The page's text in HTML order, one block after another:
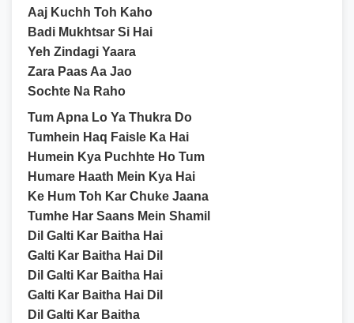
Aaj Kuchh Toh Kaho
Badi Mukhtsar Si Hai
Yeh Zindagi Yaara
Zara Paas Aa Jao
Sochte Na Raho
Tum Apna Lo Ya Thukra Do
Tumhein Haq Faisle Ka Hai
Humein Kya Puchhte Ho Tum
Humare Haath Mein Kya Hai
Ke Hum Toh Kar Chuke Jaana
Tumhe Har Saans Mein Shamil
Dil Galti Kar Baitha Hai
Galti Kar Baitha Hai Dil
Dil Galti Kar Baitha Hai
Galti Kar Baitha Hai Dil
Dil Galti Kar Baitha